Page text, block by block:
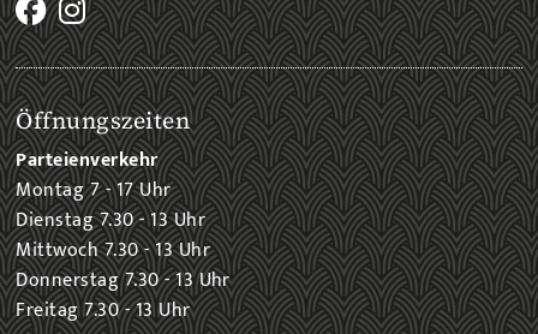
Öffnungszeiten
Parteienverkehr
Montag 7 - 17 Uhr
Dienstag 7.30 - 13 Uhr
Mittwoch 7.30 - 13 Uhr
Donnerstag 7.30 - 13 Uhr
Freitag 7.30 - 13 Uhr